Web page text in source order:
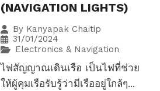
(NAVIGATION LIGHTS)
By Kanyapak Chaitip
31/01/2024
Electronics & Navigation
ไฟสัญญาณเดินเรือ เป็นไฟที่ช่วย
ให้ผู้คุมเรือรับรู้ว่ามีเรืออยู่ใกล้ๆ...